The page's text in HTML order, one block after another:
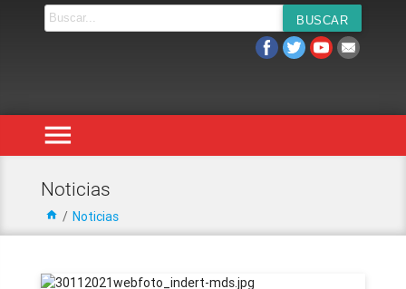
menu
Noticias
home / Noticias